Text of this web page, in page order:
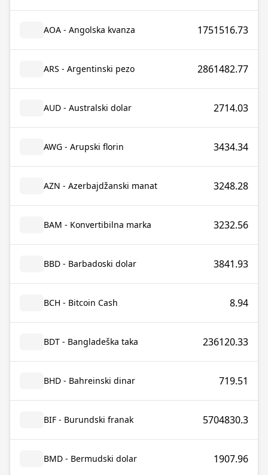
AOA - Angolska kvanza 1751516.73
ARS - Argentinski pezo 2861482.77
AUD - Australski dolar 2714.03
AWG - Arupski florin 3434.34
AZN - Azerbajdžanski manat 3248.28
BAM - Konvertibilna marka 3232.56
BBD - Barbadoski dolar 3841.93
BCH - Bitcoin Cash 8.94
BDT - Bangladeška taka 236120.33
BHD - Bahreinski dinar 719.51
BIF - Burundski franak 5704830.3
BMD - Bermudski dolar 1907.96